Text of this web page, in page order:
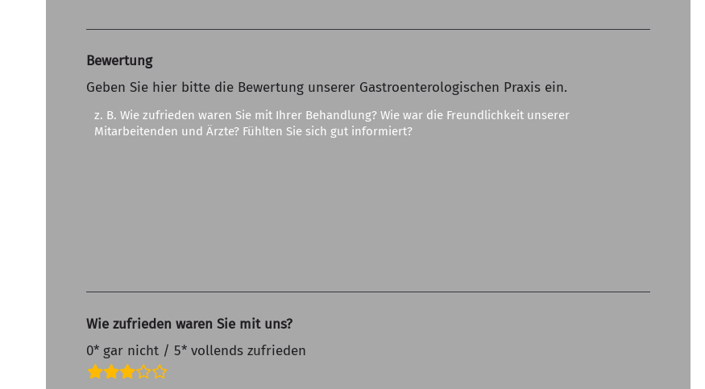
Bewertung
Geben Sie hier bitte die Bewertung unserer Gastroenterologischen Praxis ein.
Wie zufrieden waren Sie mit uns?
0* gar nicht / 5* vollends zufrieden
Bewertungsfelder